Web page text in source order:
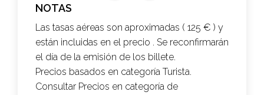
NOTAS
Las tasas aéreas son aproximadas ( 125 € ) y
están incluidas en el precio . Se reconfirmarán
el día de la emisión de los billete.
Precios basados en categoría Turista.
Consultar Precios en categoría de